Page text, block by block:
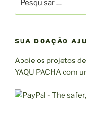
por:
SUA DOAÇÃO
Apoie os projetos
YAQU PACHA com